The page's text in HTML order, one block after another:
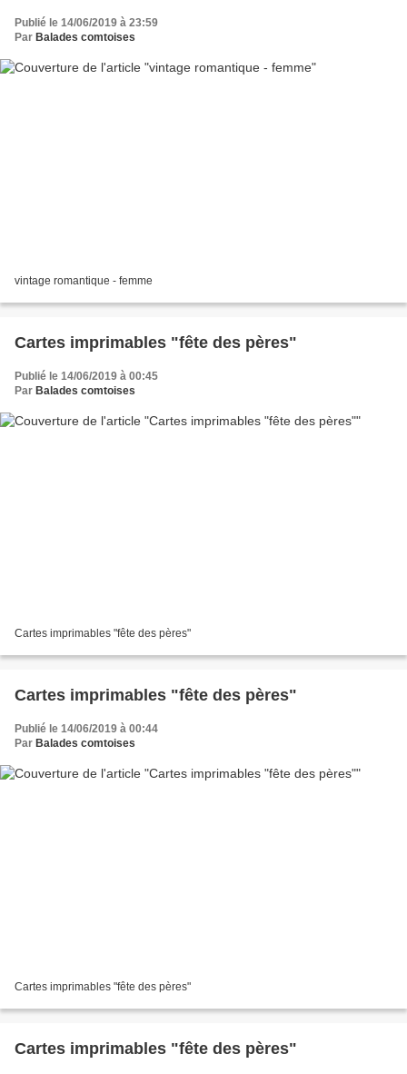
Publié le 14/06/2019 à 23:59
Par Balades comtoises
vintage romantique - femme
Cartes imprimables "fête des pères"
Publié le 14/06/2019 à 00:45
Par Balades comtoises
Cartes imprimables "fête des pères"
Cartes imprimables "fête des pères"
Publié le 14/06/2019 à 00:44
Par Balades comtoises
Cartes imprimables "fête des pères"
Cartes imprimables "fête des pères"